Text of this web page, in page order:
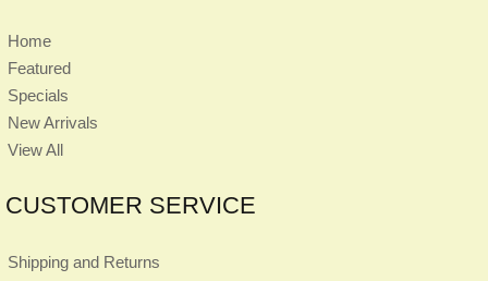
Home
Featured
Specials
New Arrivals
View All
CUSTOMER SERVICE
Shipping and Returns